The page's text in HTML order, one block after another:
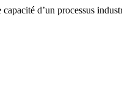
d’un processus